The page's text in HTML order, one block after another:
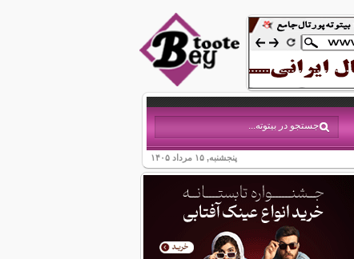
پنجشنبه, ۱۵ مرداد ۱۴۰۵